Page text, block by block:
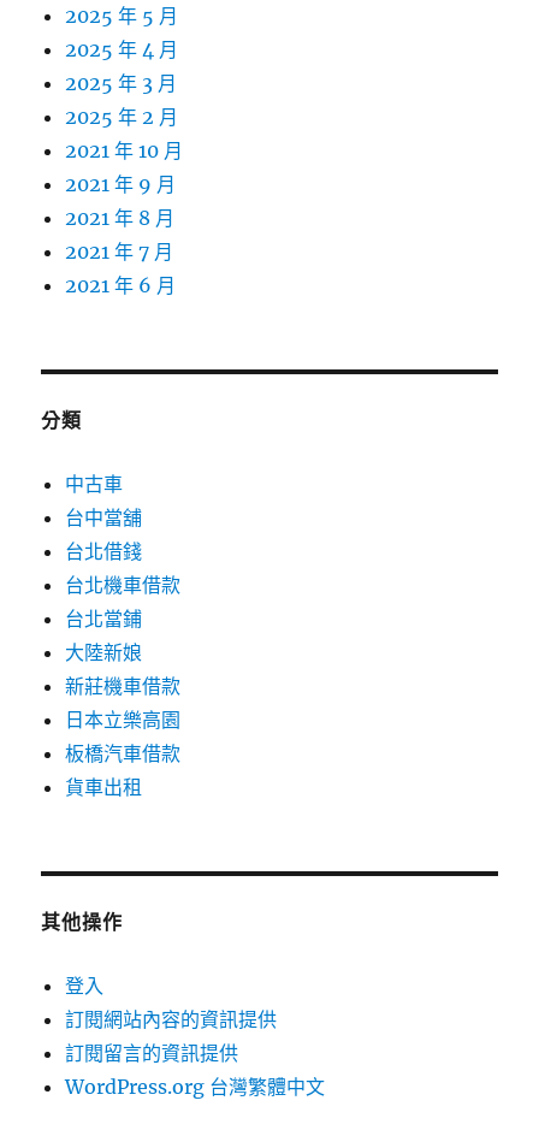
2025 年 5 月
2025 年 4 月
2025 年 3 月
2025 年 2 月
2021 年 10 月
2021 年 9 月
2021 年 8 月
2021 年 7 月
2021 年 6 月
分類
中古車
台中當舖
台北借錢
台北機車借款
台北當鋪
大陸新娘
新莊機車借款
日本立樂高園
板橋汽車借款
貨車出租
其他操作
登入
訂閱網站內容的資訊提供
訂閱留言的資訊提供
WordPress.org 台灣繁體中文